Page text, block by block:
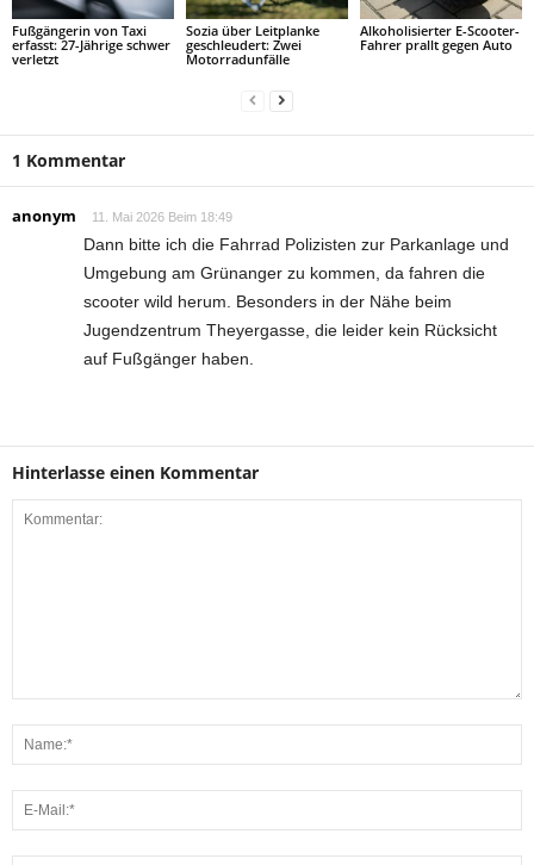
Fußgängerin von Taxi
erfasst: 27-Jährige schwer
verletzt
Sozia über Leitplanke
geschleudert: Zwei
Motorradunfälle
Alkoholisierter E-Scooter-
Fahrer prallt gegen Auto
1 Kommentar
anonym 11. Mai 2026 Beim 18:49
Dann bitte ich die Fahrrad Polizisten zur Parkanlage und
Umgebung am Grünanger zu kommen, da fahren die
scooter wild herum. Besonders in der Nähe beim
Jugendzentrum Theyergasse, die leider kein Rücksicht
auf Fußgänger haben.
Hinterlasse einen Kommentar